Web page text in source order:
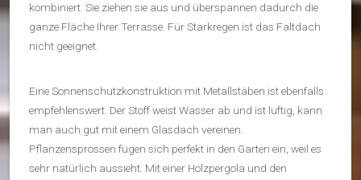
kombiniert. Sie ziehen sie aus und überspannen dadurch die
ganze Fläche Ihrer Terrasse. Für Starkregen ist das Faltdach
nicht geeignet.
Eine Sonnenschutzkonstruktion mit Metallstäben ist ebenfalls
empfehlenswert. Der Stoff weist Wasser ab und ist luftig, kann
man auch gut mit einem Glasdach vereinen.
Pflanzensprossen fügen sich perfekt in den Garten ein, weil es
sehr natürlich aussieht. Mit einer Holzpergola und den